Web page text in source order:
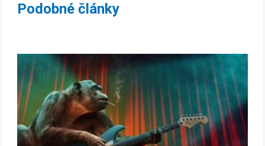
Podobné články